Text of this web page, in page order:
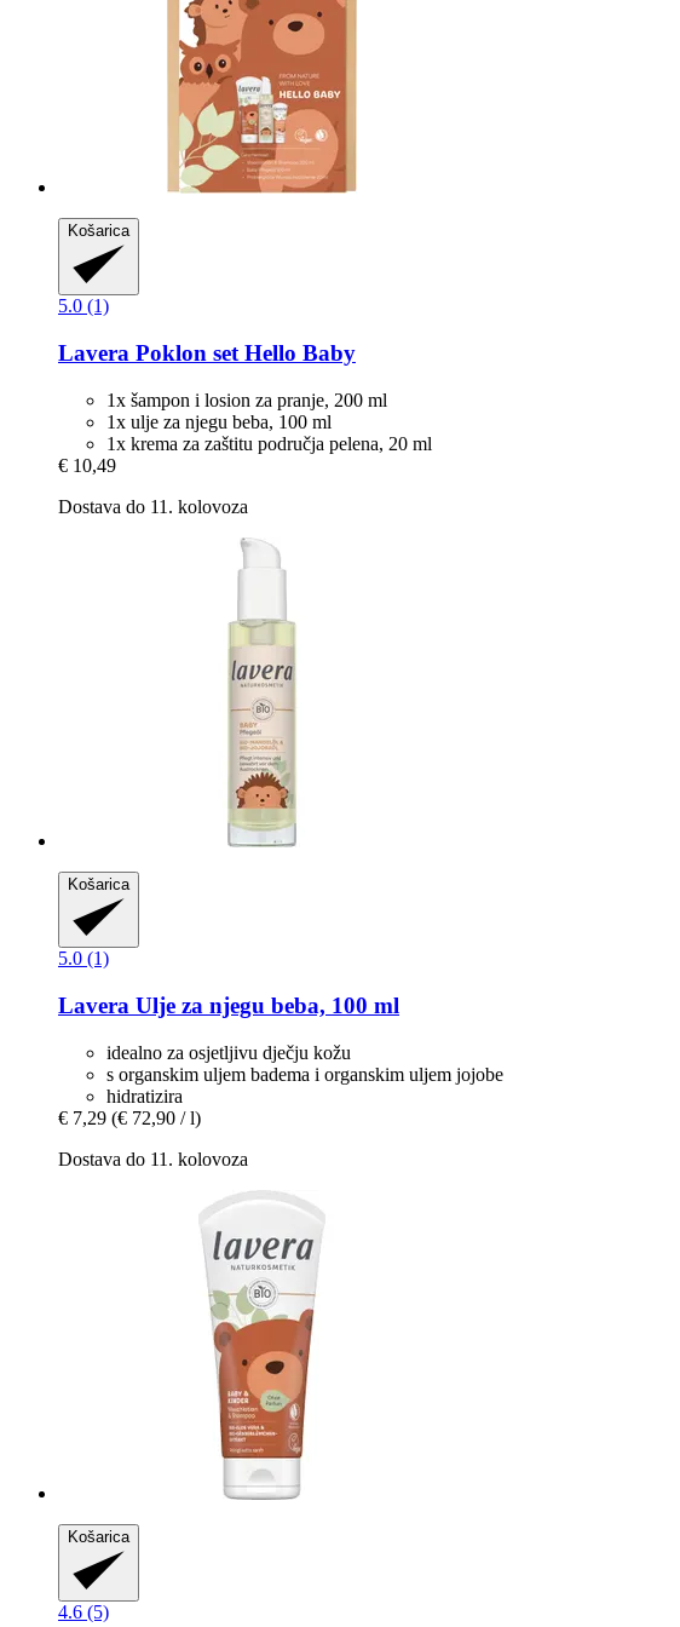
Košarica
5.0 (1)
Lavera Poklon set Hello Baby
1x šampon i losion za pranje, 200 ml
1x ulje za njegu beba, 100 ml
1x krema za zaštitu područja pelena, 20 ml
€ 10,49
Dostava do 11. kolovoza
Košarica
5.0 (1)
Lavera Ulje za njegu beba, 100 ml
idealno za osjetljivu dječju kožu
s organskim uljem badema i organskim uljem jojobe
hidratizira
€ 7,29 (€ 72,90 / l)
Dostava do 11. kolovoza
Košarica
4.6 (5)